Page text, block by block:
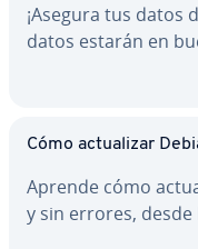
¡Asegura tus datos
datos estarán en
Cómo ac­tua­li­zar
Aprende cómo
y sin errores,